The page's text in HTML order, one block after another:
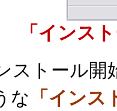
「インス
ストール開
な 「イン